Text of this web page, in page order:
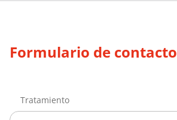
Formulario de contacto
Tratamiento